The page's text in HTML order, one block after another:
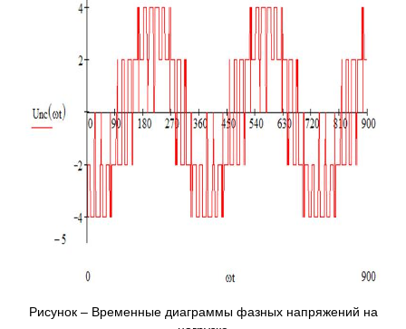
Рисунок – Временные диаграммы фазных напряжений на